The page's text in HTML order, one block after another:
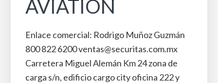
AVIATION
Enlace comercial: Rodrigo Muñoz Guzmán
800 822 6200 ventas@securitas.com.mx
Carretera Miguel Alemán Km 24 zona de
carga s/n, edificio cargo city oficina 222 y